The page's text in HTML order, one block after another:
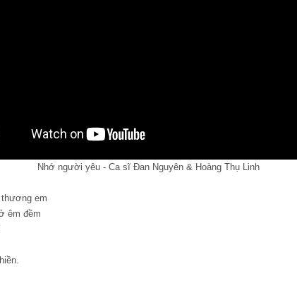
Nhớ người yêu - Ca sĩ Đan Nguyên & Hoàng Thụ Linh
em
êm đềm